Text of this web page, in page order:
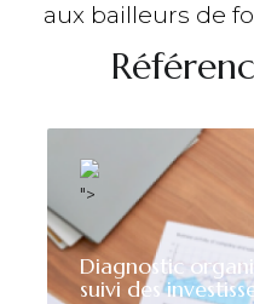
aux bailleurs de
">
Diagnostic
suivi des